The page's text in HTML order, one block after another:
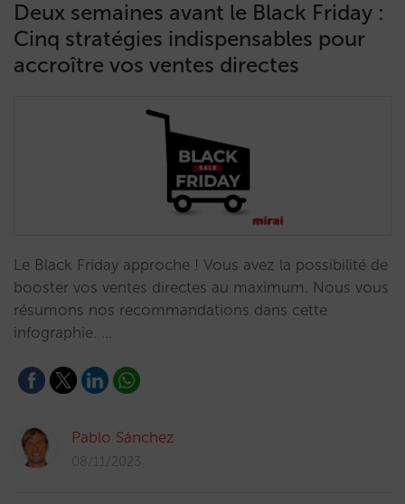
Deux semaines avant le Black Friday :
Cinq stratégies indispensables pour
accroître vos ventes directes
Le Black Friday approche ! Vous avez la possibilité de
booster vos ventes directes au maximum. Nous vous
résumons nos recommandations dans cette
infographie. …
Pablo Sánchez
08/11/2023